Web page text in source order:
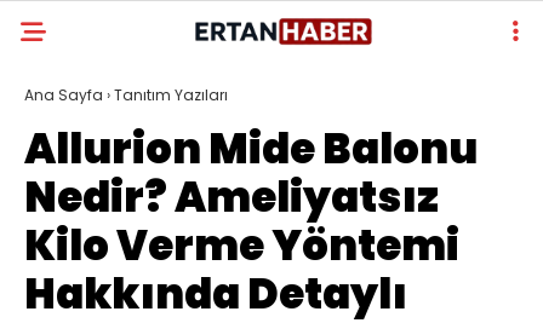
Ana Sayfa ›Tanıtım Yazıları
Allurion Mide Balonu
Nedir? Ameliyatsız
Kilo Verme Yöntemi
Hakkında Detaylı